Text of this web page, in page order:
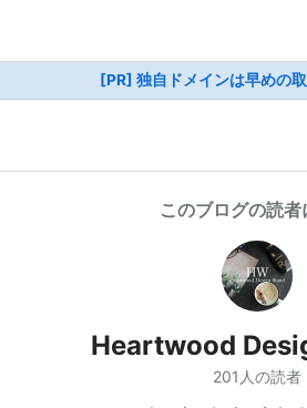
[PR] 独自ドメインは早めの
このブログの読者
Heartwood
201人の読者